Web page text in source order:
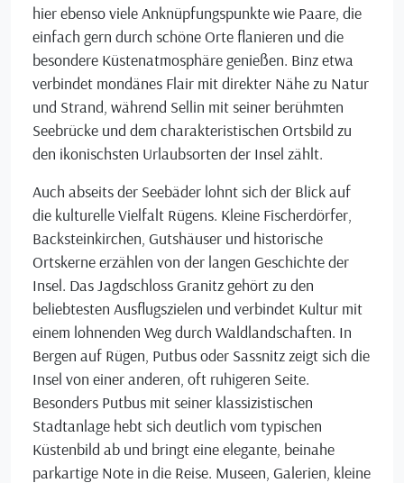
hier ebenso viele Anknüpfungspunkte wie Paare, die
einfach gern durch schöne Orte flanieren und die
besondere Küstenatmosphäre genießen. Binz etwa
verbindet mondänes Flair mit direkter Nähe zu Natur
und Strand, während Sellin mit seiner berühmten
Seebrücke und dem charakteristischen Ortsbild zu
den ikonischsten Urlaubsorten der Insel zählt.
Auch abseits der Seebäder lohnt sich der Blick auf
die kulturelle Vielfalt Rügens. Kleine Fischerdörfer,
Backsteinkirchen, Gutshäuser und historische
Ortskerne erzählen von der langen Geschichte der
Insel. Das Jagdschloss Granitz gehört zu den
beliebtesten Ausflugszielen und verbindet Kultur mit
einem lohnenden Weg durch Waldlandschaften. In
Bergen auf Rügen, Putbus oder Sassnitz zeigt sich die
Insel von einer anderen, oft ruhigeren Seite.
Besonders Putbus mit seiner klassizistischen
Stadtanlage hebt sich deutlich vom typischen
Küstenbild ab und bringt eine elegante, beinahe
parkartige Note in die Reise. Museen, Galerien, kleine